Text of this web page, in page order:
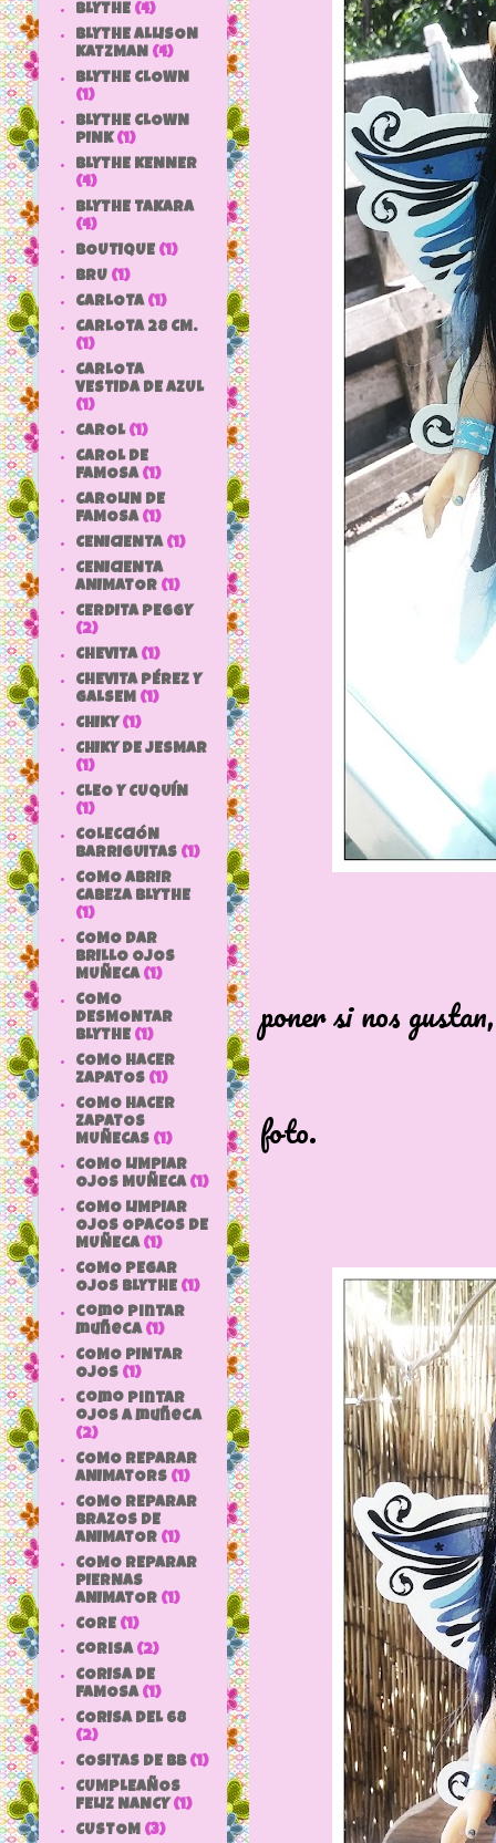
poner si nos gustan,
o
foto.
BLYTHE (4)
BLYTHE ALLISON
KATZMAN (4)
BLYTHE CLOWN
(1)
BLYTHE CLOWN
PINK (1)
BLYTHE KENNER
(4)
BLYTHE TAKARA
(4)
BOUTIQUE (1)
BRU (1)
CARLOTA (1)
CARLOTA 28 CM.
(1)
CARLOTA
VESTIDA DE AZUL
(1)
CAROL (1)
CAROL DE
FAMOSA (1)
CAROLIN DE
FAMOSA (1)
CENICIENTA (1)
CENICIENTA
ANIMATOR (1)
CERDITA PEGGY
(2)
CHEVITA (1)
CHEVITA PÉREZ Y
GALSEM (1)
CHIKY (1)
CHIKY DE JESMAR
(1)
CLEO Y CUQUÍN
(1)
COLECCIÓN
BARRIGUITAS (1)
COMO ABRIR
CABEZA BLYTHE
(1)
COMO DAR
BRILLO OJOS
MUÑECA (1)
COMO
DESMONTAR
BLYTHE (1)
COMO HACER
ZAPATOS (1)
COMO HACER
ZAPATOS
MUÑECAS (1)
COMO LIMPIAR
OJOS MUÑECA (1)
COMO LIMPIAR
OJOS OPACOS DE
MUÑECA (1)
COMO PEGAR
OJOS BLYTHE (1)
como pintar
muñeca (1)
COMO PINTAR
OJOS (1)
como pintar
ojos a muñeca
(2)
COMO REPARAR
ANIMATORS (1)
COMO REPARAR
BRAZOS DE
ANIMATOR (1)
COMO REPARAR
PIERNAS
ANIMATOR (1)
CORE (1)
Corisa (2)
CORISA DE
FAMOSA (1)
CORISA DEL 68
(2)
COSITAS DE bb (1)
CUMPLEAÑOS
FELIZ NANCY (1)
CUSTOM (3)